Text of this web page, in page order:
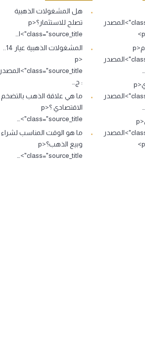
class="source_title">المصدر
تعليقة31.45جرام<p
class="source_title">المصدر
31.1جرام بيضاوي<p
class="source_title">المصدر
20جرام بيضاوي<p
class="source_title">المصدر
هل المشغولات الذهبية
تصلح للاستثمار؟<p
class="source_title">ا…
<p
class="source_title">المصدر
: ج…
ما هي علاقة الذهب بالتضخم
الاقتصادي ؟<p
class="source_title">…
ما هو الوقت المناسب لشراء
وبيع الذهب؟<p
class="source_title">…